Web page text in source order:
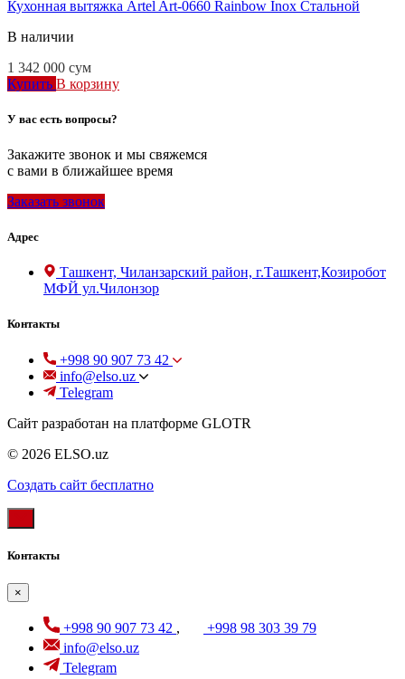
Кухонная вытяжка Artel Art-0660 Rainbow Inox Стальной
В наличии
1 342 000 сум
Купить В корзину
У вас есть вопросы?
Закажите звонок и мы свяжемся
с вами в ближайшее время
Заказать звонок
Адрес
Ташкент, Чиланзарский район, г.Ташкент,Козиробот
МФЙ ул.Чилонзор
Контакты
+998 90 907 73 42
info@elso.uz
Telegram
Сайт разработан на платформе GLOTR
© 2026 ELSO.uz
Создать cайт бесплатно
Контакты
×
+998 90 907 73 42 ,
+998 98 303 39 79
info@elso.uz
Telegram